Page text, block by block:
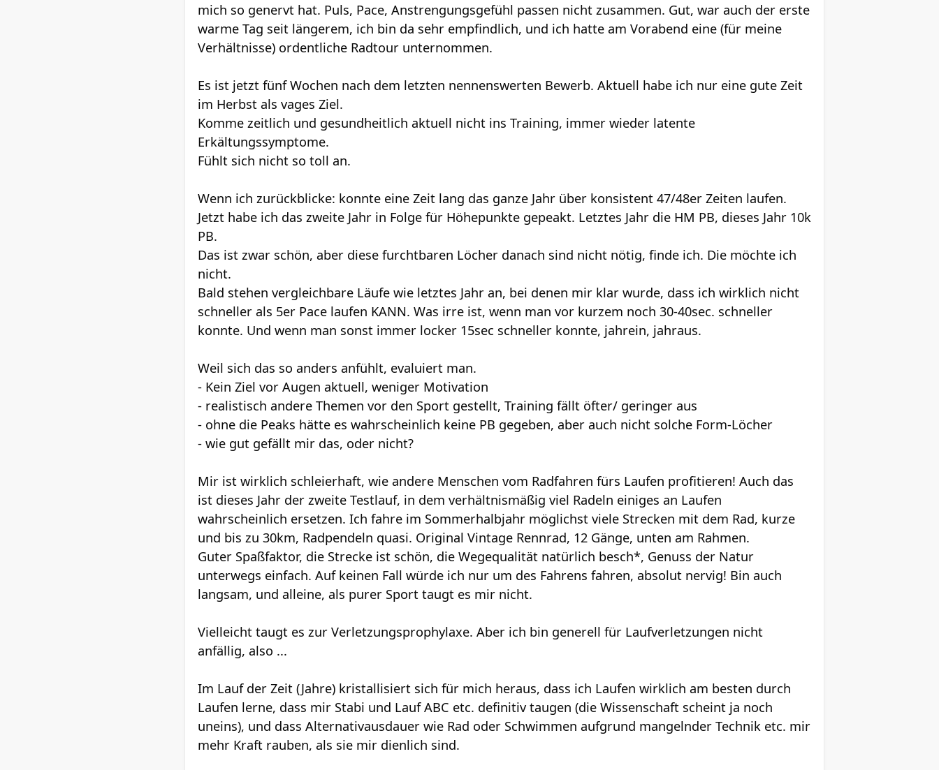
mich so genervt hat. Puls, Pace, Anstrengungsgefühl passen nicht zusammen. Gut, war auch der erste
warme Tag seit längerem, ich bin da sehr empfindlich, und ich hatte am Vorabend eine (für meine
Verhältnisse) ordentliche Radtour unternommen.
Es ist jetzt fünf Wochen nach dem letzten nennenswerten Bewerb. Aktuell habe ich nur eine gute Zeit
im Herbst als vages Ziel.
Komme zeitlich und gesundheitlich aktuell nicht ins Training, immer wieder latente
Erkältungssymptome.
Fühlt sich nicht so toll an.
Wenn ich zurückblicke: konnte eine Zeit lang das ganze Jahr über konsistent 47/48er Zeiten laufen.
Jetzt habe ich das zweite Jahr in Folge für Höhepunkte gepeakt. Letztes Jahr die HM PB, dieses Jahr 10k
PB.
Das ist zwar schön, aber diese furchtbaren Löcher danach sind nicht nötig, finde ich. Die möchte ich
nicht.
Bald stehen vergleichbare Läufe wie letztes Jahr an, bei denen mir klar wurde, dass ich wirklich nicht
schneller als 5er Pace laufen KANN. Was irre ist, wenn man vor kurzem noch 30-40sec. schneller
konnte. Und wenn man sonst immer locker 15sec schneller konnte, jahrein, jahraus.
Weil sich das so anders anfühlt, evaluiert man.
- Kein Ziel vor Augen aktuell, weniger Motivation
- realistisch andere Themen vor den Sport gestellt, Training fällt öfter/ geringer aus
- ohne die Peaks hätte es wahrscheinlich keine PB gegeben, aber auch nicht solche Form-Löcher
- wie gut gefällt mir das, oder nicht?
Mir ist wirklich schleierhaft, wie andere Menschen vom Radfahren fürs Laufen profitieren! Auch das
ist dieses Jahr der zweite Testlauf, in dem verhältnismäßig viel Radeln einiges an Laufen
wahrscheinlich ersetzen. Ich fahre im Sommerhalbjahr möglichst viele Strecken mit dem Rad, kurze
und bis zu 30km, Radpendeln quasi. Original Vintage Rennrad, 12 Gänge, unten am Rahmen.
Guter Spaßfaktor, die Strecke ist schön, die Wegequalität natürlich besch*, Genuss der Natur
unterwegs einfach. Auf keinen Fall würde ich nur um des Fahrens fahren, absolut nervig! Bin auch
langsam, und alleine, als purer Sport taugt es mir nicht.
Vielleicht taugt es zur Verletzungsprophylaxe. Aber ich bin generell für Laufverletzungen nicht
anfällig, also ...
Im Lauf der Zeit (Jahre) kristallisiert sich für mich heraus, dass ich Laufen wirklich am besten durch
Laufen lerne, dass mir Stabi und Lauf ABC etc. definitiv taugen (die Wissenschaft scheint ja noch
uneins), und dass Alternativausdauer wie Rad oder Schwimmen aufgrund mangelnder Technik etc. mir
mehr Kraft rauben, als sie mir dienlich sind.